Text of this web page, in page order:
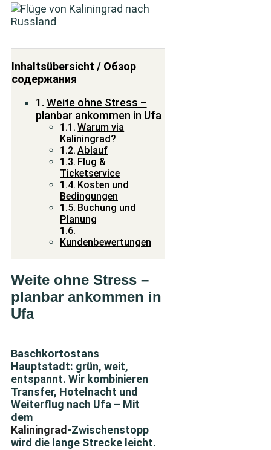
Inhaltsübersicht / Обзор
содержания
Weite ohne Stress –
planbar ankommen in Ufa
Warum via
Kaliningrad?
Ablauf
Flug &
Ticketservice
Kosten und
Bedingungen
Buchung und
Planung
Kundenbewertungen
Weite ohne Stress –
planbar ankommen in
Ufa
Baschkortostans
Hauptstadt: grün, weit,
entspannt. Wir kombinieren
Transfer, Hotelnacht und
Weiterflug nach Ufa – Mit
dem
Kaliningrad ‑Zwischenstopp
wird die lange Strecke leicht.